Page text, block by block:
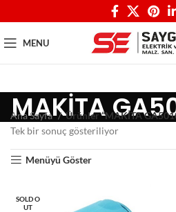
MENU
MAKİTA
Ana Sayfa
Ürünler “MAKİTA
Tek bir sonuç gösteriliyor
Menüyü Göster
SOLD O
UT